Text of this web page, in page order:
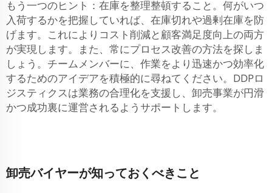
もう一つのヒント：在庫を整理整頓すること。何がいつ
入荷するかを把握していれば、在庫切れや過剰在庫を防
げます。これによりコスト削減と顧客満足度向上の両方
が実現します。また、常にプロセス改善の方法を探しま
しょう。チームメンバーに、作業をより迅速かつ効率化
するためのアイデアを積極的に尋ねてください。DDPロ
ジスティクスは業務の合理化を支援し、卸売事業が円滑
かつ成功裏に運営されるようサポートします。
卸売バイヤーが知っておくべきこと